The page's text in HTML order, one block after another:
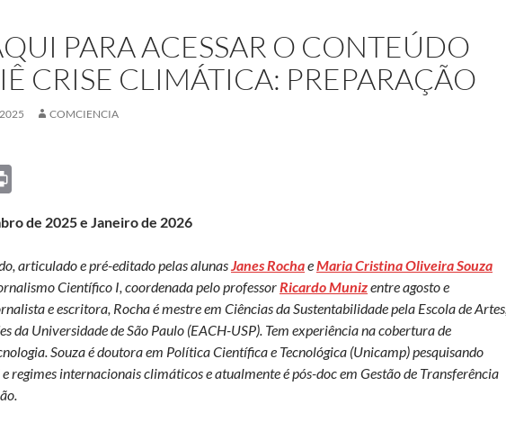
PARA ACESSAR O CONTEÚDO
CRISE CLIMÁTICA: PREPARAÇÃO
COMCIENCIA
ntde 2025 e Janeiro de 2026
articulado e pré-editado pelas alunas Janes RochaeMaria Cristina Oliveira Souza
Científico I, coordenada pelo professor Ricardo Munizentre agosto e
e escritora, Rocha é mestre em Ciências da Sustentabilidade pela Escola de Artes,
da Universidade de São Paulo (EACH-USP). Tem experiência na cobertura de
Souza é doutora em Política Científica e Tecnológica (Unicamp) pesquisando
regimes internacionais climáticos e atualmente é pós-doc em Gestão de Transferência